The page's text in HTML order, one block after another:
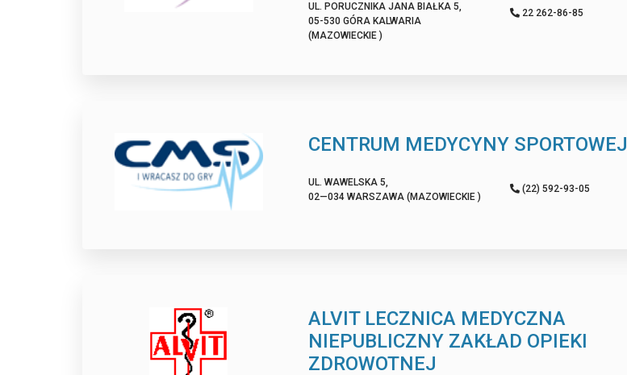
UL. PORUCZNIKA JANA BIAŁKA 5,
05-530 GÓRA KALWARIA
(MAZOWIECKIE )
22 262-86-85
CENTRUM MEDYCYNY SPORTOWEJ
UL. WAWELSKA 5,
02—034 WARSZAWA (MAZOWIECKIE )
(22) 592-93-05
ALVIT LECZNICA MEDYCZNA
NIEPUBLICZNY ZAKŁAD OPIEKI
ZDROWOTNEJ